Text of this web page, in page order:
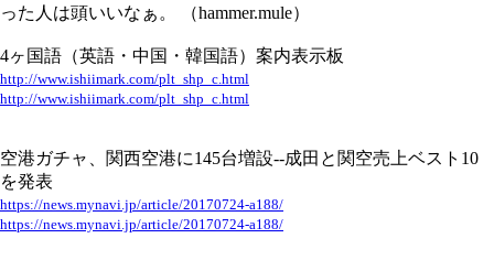
った人は頭いいなぁ。 （hammer.mule）
4ヶ国語（英語・中国・韓国語）案内表示板
http://www.ishiimark.com/plt_shp_c.html
http://www.ishiimark.com/plt_shp_c.html
空港ガチャ、関西空港に145台増設--成田と関空売上ベスト10
を発表
https://news.mynavi.jp/article/20170724-a188/
https://news.mynavi.jp/article/20170724-a188/